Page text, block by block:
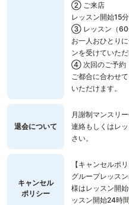
② ご来店
レッスン開始15
③ レッスン（60
お一人おひとり
ンを受けていただ
④ 次回のご予約
ご都合に合わせ
いただけます。
退会について
月謝制マンスリ
連絡もしくはレ
さい。
キャンセル
ポリシー
【キャンセルポリ
グループレッス
様はレッスン開
ッスン開始24時